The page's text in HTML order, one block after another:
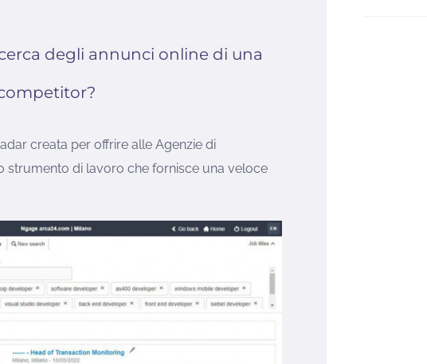
degli annunci online di una
creata per offrire alle Agenzie di
strumento di lavoro che fornisce una veloce